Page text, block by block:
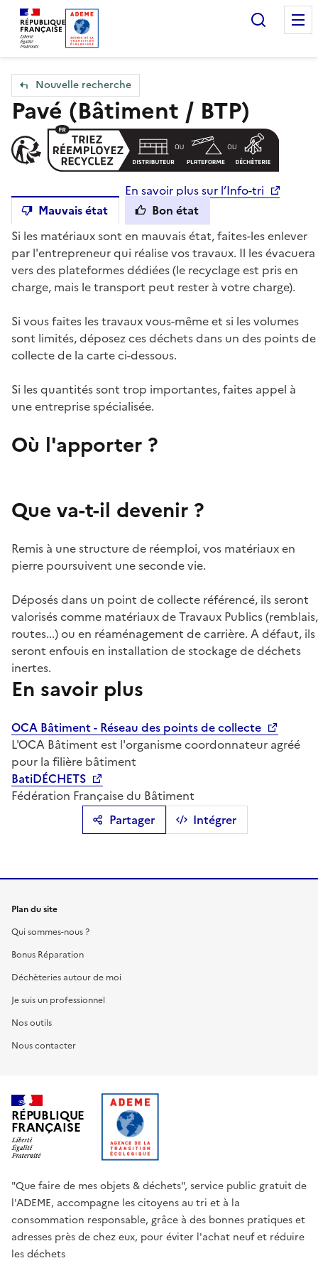
Accueil — Que Faire de mes objets & déchets
Nouvelle recherche
Pavé (Bâtiment / BTP)
En savoir plus sur l’Info-tri
Partager Intégrer
Mauvais état
Bon état
Si les matériaux sont en mauvais état, faites-les enlever
par l'entrepreneur qui réalise vos travaux. Il les évacuera
vers des plateformes dédiées (le recyclage est pris en
charge, mais le transport peut rester à votre charge).
Si vous faites les travaux vous-même et si les volumes
sont limités, déposez ces déchets dans un des points de
collecte de la carte ci-dessous.
Si les quantités sont trop importantes, faites appel à
une entreprise spécialisée.
Où l'apporter ?
Que va-t-il devenir ?
Remis à une structure de réemploi, vos matériaux en
pierre poursuivent une seconde vie.
Déposés dans un point de collecte référencé, ils seront
valorisés comme matériaux de Travaux Publics (remblais,
routes...) ou en réaménagement de carrière. A défaut, ils
seront enfouis en installation de stockage de déchets
inertes.
En savoir plus
OCA Bâtiment - Réseau des points de collecte
L'OCA Bâtiment est l'organisme coordonnateur agréé
pour la filière bâtiment
BatiDÉCHETS
Fédération Française du Bâtiment
Plan du site
Qui sommes-nous ?
Bonus Réparation
Déchèteries autour de moi
Je suis un professionnel
Nos outils
Nous contacter
RÉPUBLIQUE
FRANÇAISE
"Que faire de mes objets & déchets", service public gratuit de
l'ADEME, accompagne les citoyens au tri et à la
consommation responsable, grâce à des bonnes pratiques et
adresses près de chez eux, pour éviter l'achat neuf et réduire
les déchets